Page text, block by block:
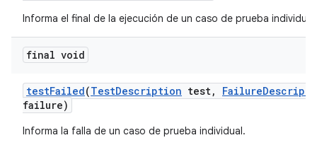
Informa el final de la ejecución de un caso de prueba individual.
final void
testFailed(TestDescription test, Failure
failure)
Informa la falla de un caso de prueba individual.